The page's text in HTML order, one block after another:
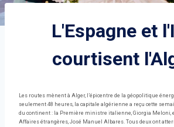
L'Espagne et
courtisent
Les routes mènent à Alger, l’épicentre de la géopolitique
seulement 48 heures, la capitale algérienne a reçu cette
du continent : la Première ministre italienne, Giorgia Meloni,
Affaires étrangères, José Manuel Albares. Tous deux ont